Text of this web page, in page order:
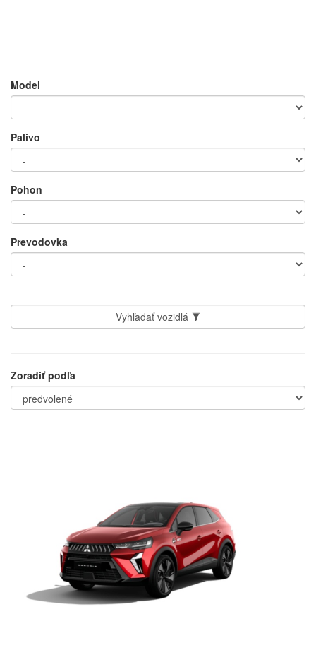
Model
Palivo
Pohon
Prevodovka
Vyhľadať vozidlá
Zoradiť podľa